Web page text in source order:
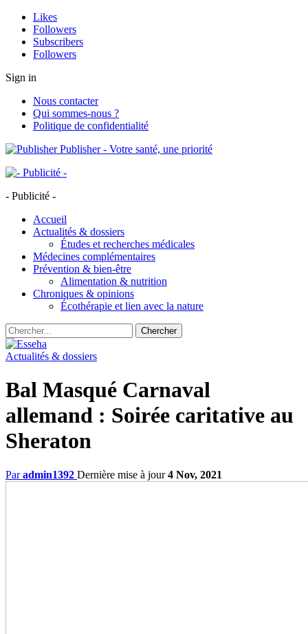
Likes
Followers
Subscribers
Followers
Sign in
Nous contacter
Qui sommes-nous ?
Politique de confidentialité
Publisher - Votre santé, une priorité
- Publicité -
Accueil
Actualités & dossiers
Études et recherches médicales
Médecines complémentaires
Prévention & bien-être
Alimentation & nutrition
Chroniques & opinions
Écothérapie et lien avec la nature
Actualités & dossiers
Bal Masqué Carnaval
allemand : Soirée caritative au
Sheraton
Paradmin1392 Dernière mise à jour4 Nov, 2021